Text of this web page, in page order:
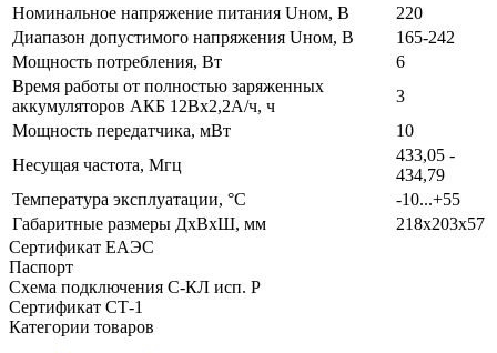
Номинальное напряжение питания Uном, В
220
Диапазон допустимого напряжения Uном, В
165-242
Мощность потребления, Вт
6
Время работы от полностью заряженных
аккумуляторов АКБ 12Вх2,2А/ч, ч
3
Мощность передатчика, мВт
10
Несущая частота, Мгц
433,05 -
434,79
Температура эксплуатации, °С
-10...+55
Габаритные размеры ДхВхШ, мм
218х203х57
Сертификат ЕАЭС
Паспорт
Схема подключения С-КЛ исп. Р
Сертификат СТ-1
Категории товаров